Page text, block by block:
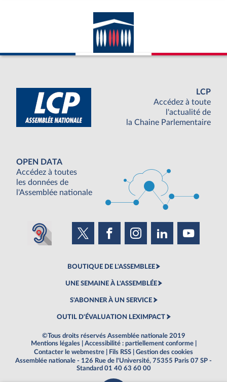
LCP
Accédez à toute
l'actualité de
la Chaine Parlementaire
OPEN DATA
Accédez à toutes
les données de
l'Assemblée nationale
BOUTIQUE DE L'ASSEMBLEE
UNE SEMAINE À L'ASSEMBLÉE
S'ABONNER À UN SERVICE
OUTIL D'ÉVALUATION LEXIMPACT
©Tous droits réservés Assemblée nationale 2019
Mentions légales
Accessibilité : partiellement conforme
Contacter le webmestre
Fils RSS
Gestion des cookies
Assemblée nationale - 126 Rue de l'Université, 75355 Paris 07 SP -
Standard 01 40 63 60 00